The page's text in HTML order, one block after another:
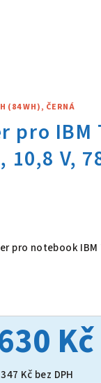
(84 WH), ČERNÁ
pro
pro notebook IBM
Kč
Kč bez DPH